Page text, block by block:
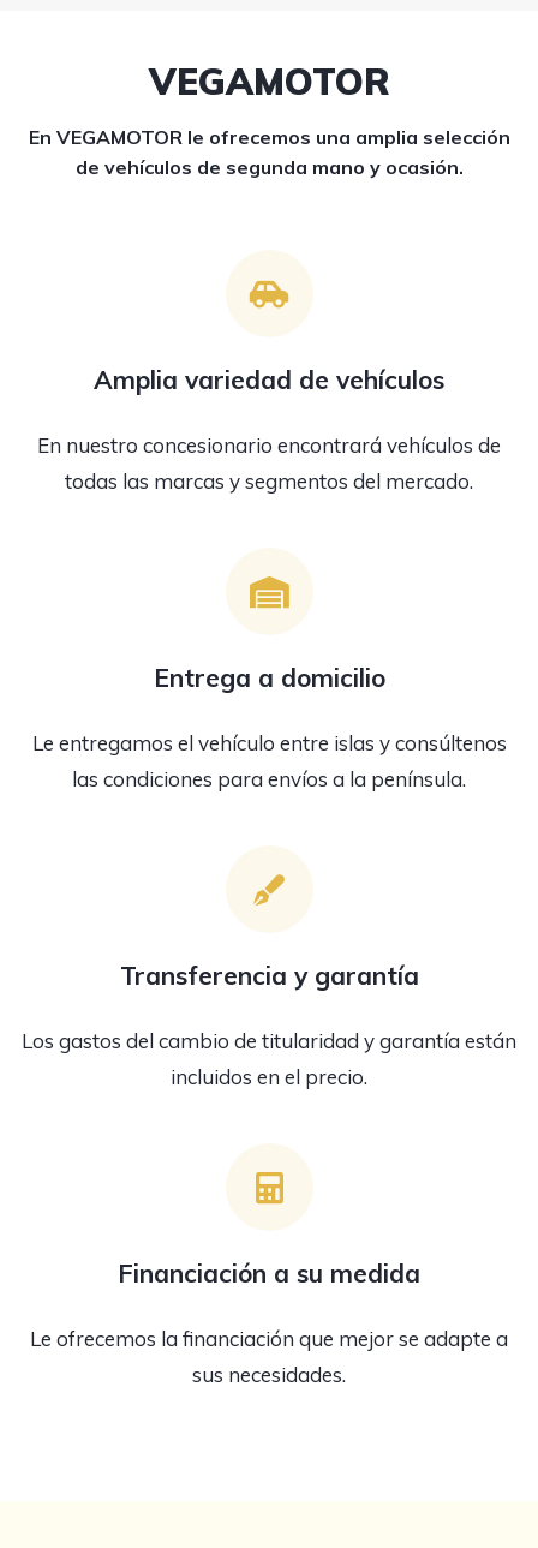
VEGAMOTOR
En VEGAMOTOR le ofrecemos una amplia selección
de vehículos de segunda mano y ocasión.
Amplia variedad de vehículos
En nuestro concesionario encontrará vehículos de
todas las marcas y segmentos del mercado.
Entrega a domicilio
Le entregamos el vehículo entre islas y consúltenos
las condiciones para envíos a la península.
Transferencia y garantía
Los gastos del cambio de titularidad y garantía están
incluidos en el precio.
Financiación a su medida
Le ofrecemos la financiación que mejor se adapte a
sus necesidades.